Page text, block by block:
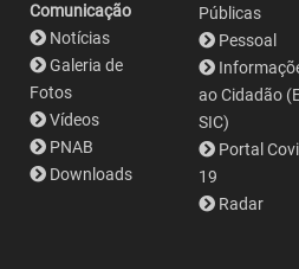
Comunicação
Notícias
Galeria de
Fotos
Vídeos
PNAB
Downloads
Públicas
Pessoal
ao Cidadão
SIC)
Portal
19
Radar